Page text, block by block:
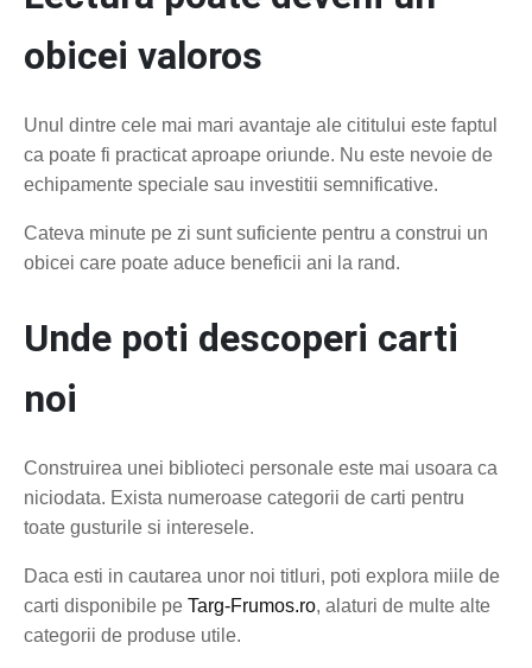
obicei valoros
Unul dintre cele mai mari avantaje ale cititului este faptul
ca poate fi practicat aproape oriunde. Nu este nevoie de
echipamente speciale sau investitii semnificative.
Cateva minute pe zi sunt suficiente pentru a construi un
obicei care poate aduce beneficii ani la rand.
Unde poti descoperi carti
noi
Construirea unei biblioteci personale este mai usoara ca
niciodata. Exista numeroase categorii de carti pentru
toate gusturile si interesele.
Daca esti in cautarea unor noi titluri, poti explora miile de
carti disponibile pe Targ-Frumos.ro, alaturi de multe alte
categorii de produse utile.